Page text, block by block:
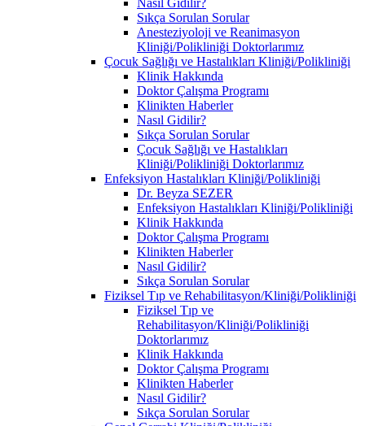
Sıkça Sorulan Sorular
Anesteziyoloji ve Reanimasyon
Kliniği/Polikliniği Doktorlarımız
Çocuk Sağlığı ve Hastalıkları Kliniği/Polikliniği
Klinik Hakkında
Doktor Çalışma Programı
Klinikten Haberler
Nasıl Gidilir?
Sıkça Sorulan Sorular
Çocuk Sağlığı ve Hastalıkları
Kliniği/Polikliniği Doktorlarımız
Enfeksiyon Hastalıkları Kliniği/Polikliniği
Dr. Beyza SEZER
Enfeksiyon Hastalıkları Kliniği/Polikliniği
Klinik Hakkında
Doktor Çalışma Programı
Klinikten Haberler
Nasıl Gidilir?
Sıkça Sorulan Sorular
Fiziksel Tıp ve Rehabilitasyon/Kliniği/Polikliniği
Fiziksel Tıp ve
Rehabilitasyon/Kliniği/Polikliniği
Doktorlarımız
Klinik Hakkında
Doktor Çalışma Programı
Klinikten Haberler
Nasıl Gidilir?
Sıkça Sorulan Sorular